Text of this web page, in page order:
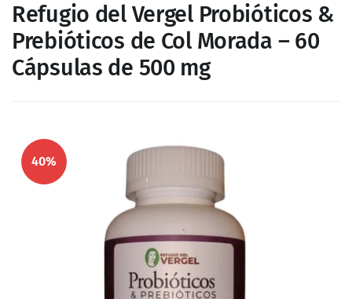
Refugio del Vergel Probióticos &
Prebióticos de Col Morada – 60
Cápsulas de 500 mg
40%